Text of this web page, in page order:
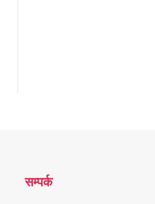
सम्पर्क